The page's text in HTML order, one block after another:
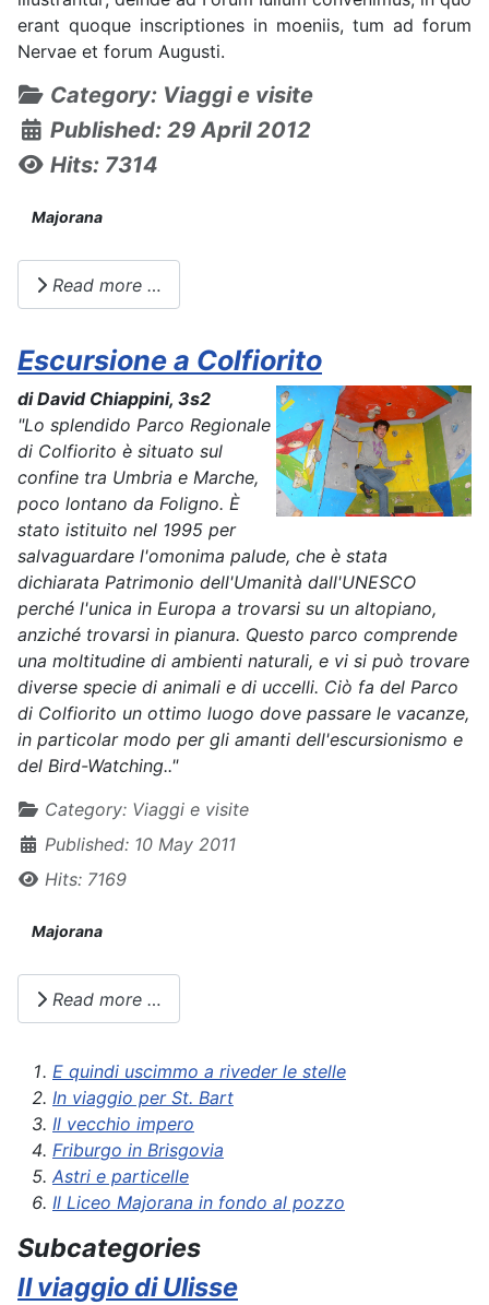
erant quoque inscriptiones in moeniis, tum ad forum
Nervae et forum Augusti.
Details
Category: Viaggi e visite
Published: 29 April 2012
Hits: 7314
Majorana
Read more …
Escursione a Colfiorito
di David Chiappini, 3s2
"Lo splendido Parco Regionale
di Colfiorito è situato sul
confine tra Umbria e Marche,
poco lontano da Foligno. È
stato istituito nel 1995 per
salvaguardare l'omonima palude, che è stata
dichiarata Patrimonio dell'Umanità dall'UNESCO
perché l'unica in Europa a trovarsi su un altopiano,
anziché trovarsi in pianura. Questo parco comprende
una moltitudine di ambienti naturali, e vi si può trovare
diverse specie di animali e di uccelli. Ciò fa del Parco
di Colfiorito un ottimo luogo dove passare le vacanze,
in particolar modo per gli amanti dell'escursionismo e
del Bird-Watching.."
DetailsCategory: Viaggi e visite
Published: 10 May 2011
Hits: 7169
Majorana
Read more …
E quindi uscimmo a riveder le stelle
In viaggio per St. Bart
Il vecchio impero
Friburgo in Brisgovia
Astri e particelle
Il Liceo Majorana in fondo al pozzo
Subcategories
Il viaggio di Ulisse